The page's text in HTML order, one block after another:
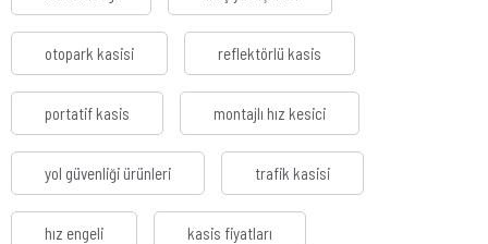
otopark kasisi reflektörlü kasis
portatif kasis montajlı hız kesici
yol güvenliği ürünleri trafik kasisi
hız engeli kasis fiyatları